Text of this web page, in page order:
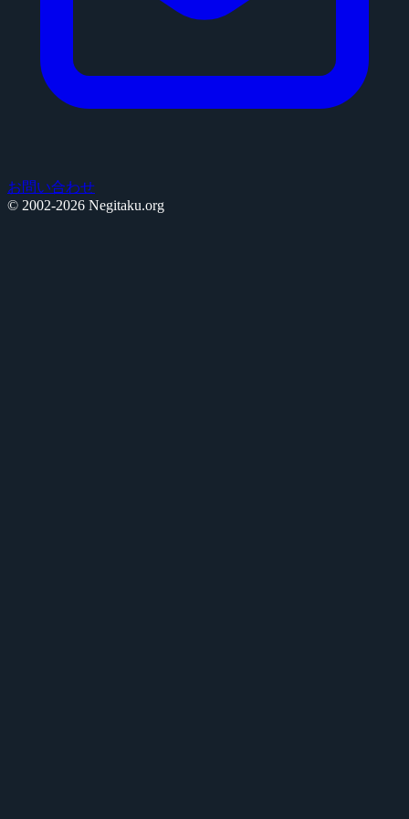
お問い合わせ
© 2002-2026 Negitaku.org